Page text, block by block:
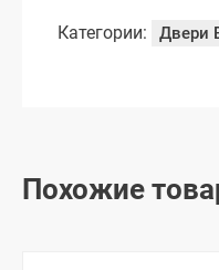
Категории: Двери
Похожие